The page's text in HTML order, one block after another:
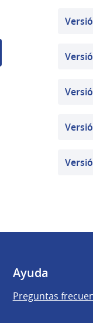
Ayuda
Preguntas